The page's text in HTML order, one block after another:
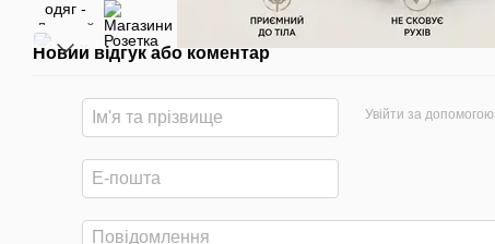
Новий відгук або коментар
Увійти за допомогою